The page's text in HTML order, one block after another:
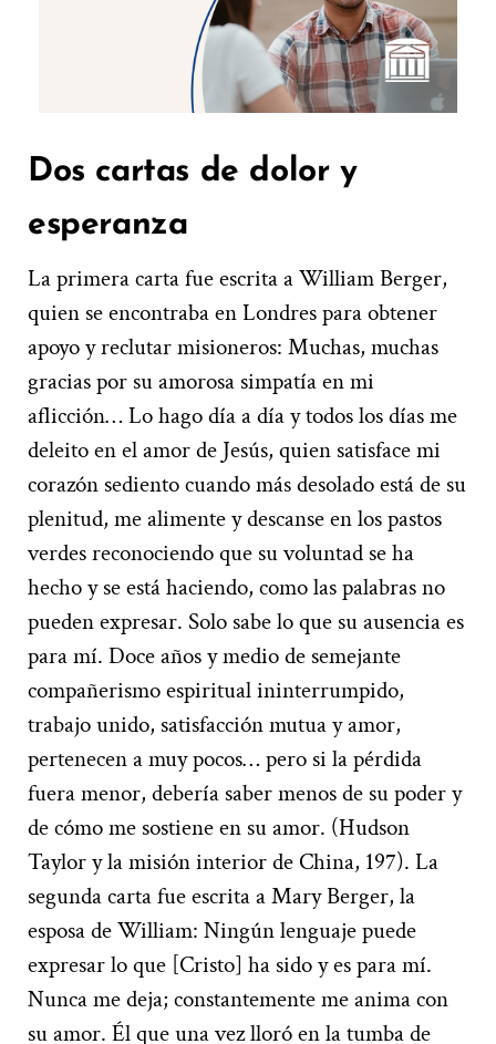
Dos cartas de dolor y
esperanza
La primera carta fue escrita a William Berger,
quien se encontraba en Londres para obtener
apoyo y reclutar misioneros: Muchas, muchas
gracias por su amorosa simpatía en mi
aflicción… Lo hago día a día y todos los días me
deleito en el amor de Jesús, quien satisface mi
corazón sediento cuando más desolado está de su
plenitud, me alimente y descanse en los pastos
verdes reconociendo que su voluntad se ha
hecho y se está haciendo, como las palabras no
pueden expresar. Solo sabe lo que su ausencia es
para mí. Doce años y medio de semejante
compañerismo espiritual ininterrumpido,
trabajo unido, satisfacción mutua y amor,
pertenecen a muy pocos… pero si la pérdida
fuera menor, debería saber menos de su poder y
de cómo me sostiene en su amor. (Hudson
Taylor y la misión interior de China, 197). La
segunda carta fue escrita a Mary Berger, la
esposa de William: Ningún lenguaje puede
expresar lo que [Cristo] ha sido y es para mí.
Nunca me deja; constantemente me anima con
su amor. Él que una vez lloró en la tumba de